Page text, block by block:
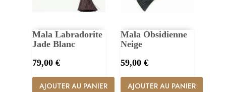
Mala Labradorite
Jade Blanc
Prix
79,00 €
AJOUTER AU PANIER
Mala Obsidienne
Neige
Prix
59,00 €
AJOUTER AU PANIER